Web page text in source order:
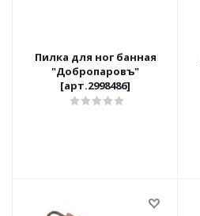
Пилка для ног банная
"Добропаровъ"
[арт.2998486]